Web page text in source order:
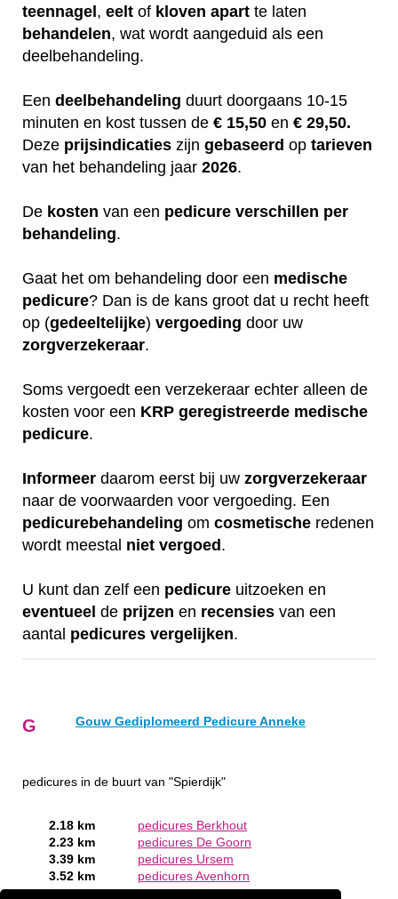
teennagel , eelt of kloven apart te laten
behandelen, wat wordt aangeduid als een
deelbehandeling.
Een deelbehandeling duurt doorgaans 10-15
minuten en kost tussen de € 15,50 en € 29,50.
Deze prijsindicaties zijn gebaseerd op tarieven
van het behandeling jaar 2026.
De kosten van een pedicure verschillen per
behandeling.
Gaat het om behandeling door een medische
pedicure? Dan is de kans groot dat u recht heeft
op (gedeeltelijke) vergoeding door uw
zorgverzekeraar.
Soms vergoedt een verzekeraar echter alleen de
kosten voor een KRP geregistreerde medische
pedicure.
Informeer daarom eerst bij uw zorgverzekeraar
naar de voorwaarden voor vergoeding. Een
pedicurebehandeling om cosmetische redenen
wordt meestal niet vergoed .
U kunt dan zelf een pedicure uitzoeken en
eventueel de prijzen en recensies van een
aantal pedicures vergelijken.
G Gouw Gediplomeerd Pedicure Anneke
pedicures in de buurt van "Spierdijk"
2.18 km
pedicures Berkhout
2.23 km
pedicures De Goorn
3.39 km
pedicures Ursem
3.52 km
pedicures Avenhorn